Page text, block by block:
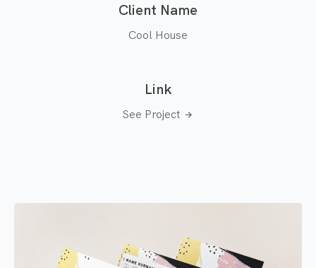
Client Name
Cool House
Link
See Project